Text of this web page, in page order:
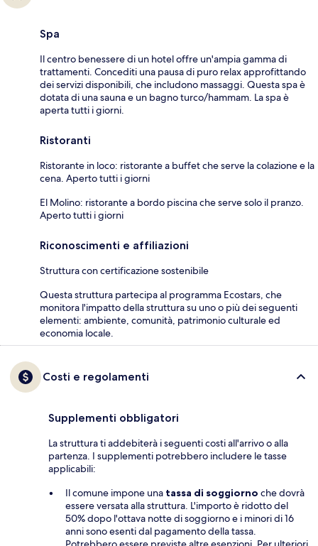
Spa
Il centro benessere di un hotel offre un'ampia gamma di
trattamenti. Concediti una pausa di puro relax approfittando
dei servizi disponibili, che includono massaggi. Questa spa è
dotata di una sauna e un bagno turco/hammam. La spa è
aperta tutti i giorni.
Ristoranti
Ristorante in loco: ristorante a buffet che serve la colazione e la
cena. Aperto tutti i giorni
El Molino: ristorante a bordo piscina che serve solo il pranzo.
Aperto tutti i giorni
Riconoscimenti e affiliazioni
Struttura con certificazione sostenibile
Questa struttura partecipa al programma Ecostars, che
monitora l'impatto della struttura su uno o più dei seguenti
elementi: ambiente, comunità, patrimonio culturale ed
economia locale.
Costi e regolamenti
Supplementi obbligatori
La struttura ti addebiterà i seguenti costi all'arrivo o alla
partenza. I supplementi potrebbero includere le tasse
applicabili:
Il comune impone una tassa di soggiorno che dovrà
essere versata alla struttura. L'importo è ridotto del
50% dopo l'ottava notte di soggiorno e i minori di 16
anni sono esenti dal pagamento della tassa.